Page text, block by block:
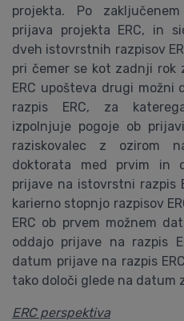
projekta. Po
prijava projekta ERC, in
dveh istovrstnih razpisov
pri čemer se kot zadnji rok
ERC upošteva drugi
razpis ERC, za
izpolnjuje pogoje ob
raziskovalec z ozirom
doktorata med prvim in
prijave na istovrstni razpis
karierno stopnjo razpisov
ERC ob prvem možnem
oddajo prijave na razpis
datum prijave na razpis
tako določi glede na datum
ERC perspektiva